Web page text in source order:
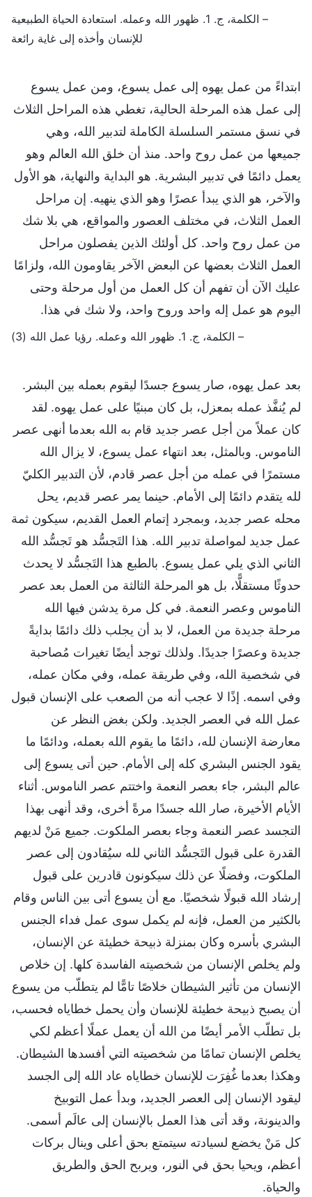
– الكلمة، ج. 1. ظهور الله وعمله. استعادة الحياة الطبيعية
للإنسان وأخذه إلى غاية رائعة
ابتداءً من عمل يهوه إلى عمل يسوع، ومن عمل يسوع
إلى عمل هذه المرحلة الحالية، تغطي هذه المراحل الثلاث
في نسق مستمر السلسلة الكاملة لتدبير الله، وهي
جميعها من عمل روح واحد. منذ أن خلق الله العالم وهو
يعمل دائمًا في تدبير البشرية. هو البداية والنهاية، هو الأول
والآخر، هو الذي يبدأ عصرًا وهو الذي ينهيه. إن مراحل
العمل الثلاث، في مختلف العصور والمواقع، هي بلا شك
من عمل روح واحد. كل أولئك الذين يفصلون مراحل
العمل الثلاث بعضها عن البعض الآخر يقاومون الله، ولزامًا
عليك الآن أن تفهم أن كل العمل من أول مرحلة وحتى
اليوم هو عمل إله واحد وروح واحد، ولا شك في هذا.
– الكلمة، ج. 1. ظهور الله وعمله. رؤيا عمل الله (3)
بعد عمل يهوه، صار يسوع جسدًا ليقوم بعمله بين البشر.
لم يُنفَّذ عمله بمعزل، بل كان مبنيًا على عمل يهوه. لقد
كان عملاً من أجل عصر جديد قام به الله بعدما أنهى عصر
الناموس. وبالمثل، بعد انتهاء عمل يسوع، لا يزال الله
مستمرًا في عمله من أجل عصر قادم، لأن التدبير الكليّ
لله يتقدم دائمًا إلى الأمام. حينما يمر عصر قديم، يحل
محله عصر جديد، وبمجرد إتمام العمل القديم، سيكون ثمة
عمل جديد لمواصلة تدبير الله. هذا التَجسُّد هو تَجسُّد الله
الثاني الذي يلي عمل يسوع. بالطبع هذا التَجسُّد لا يحدث
حدوثًا مستقلًّا، بل هو المرحلة الثالثة من العمل بعد عصر
الناموس وعصر النعمة. في كل مرة يدشن فيها الله
مرحلة جديدة من العمل، لا بد أن يجلب ذلك دائمًا بدايةً
جديدة وعصرًا جديدًا. ولذلك توجد أيضًا تغيرات مُصاحبة
في شخصية الله، وفي طريقة عمله، وفي مكان عمله،
وفي اسمه. إذًا لا عجب أنه من الصعب على الإنسان قبول
عمل الله في العصر الجديد. ولكن بغض النظر عن
معارضة الإنسان لله، دائمًا ما يقوم الله بعمله، ودائمًا ما
يقود الجنس البشري كله إلى الأمام. حين أتى يسوع إلى
عالم البشر، جاء بعصر النعمة واختتم عصر الناموس. أثناء
الأيام الأخيرة، صار الله جسدًا مرةً أخرى، وقد أنهى بهذا
التجسد عصر النعمة وجاء بعصر الملكوت. جميع مَنْ لديهم
القدرة على قبول التَجسُّد الثاني لله سيُقادون إلى عصر
الملكوت، وفضلًا عن ذلك سيكونون قادرين على قبول
إرشاد الله قبولًا شخصيًا. مع أن يسوع أتى بين الناس وقام
بالكثير من العمل، فإنه لم يكمل سوى عمل فداء الجنس
البشري بأسره وكان بمنزلة ذبيحة خطيئة عن الإنسان،
ولم يخلص الإنسان من شخصيته الفاسدة كلها. إن خلاص
الإنسان من تأثير الشيطان خلاصًا تامًّا لم يتطلّب من يسوع
أن يصبح ذبيحة خطيئة للإنسان وأن يحمل خطاياه فحسب،
بل تطلّب الأمر أيضًا من الله أن يعمل عملًا أعظم لكي
يخلص الإنسان تمامًا من شخصيته التي أفسدها الشيطان.
وهكذا بعدما غُفِرَت للإنسان خطاياه عاد الله إلى الجسد
ليقود الإنسان إلى العصر الجديد، وبدأ عمل التوبيخ
والدينونة، وقد أتى هذا العمل بالإنسان إلى عالَم أسمى.
كل مَنْ يخضع لسيادته سيتمتع بحق أعلى وينال بركات
أعظم، ويحيا بحق في النور، ويربح الحق والطريق
والحياة.